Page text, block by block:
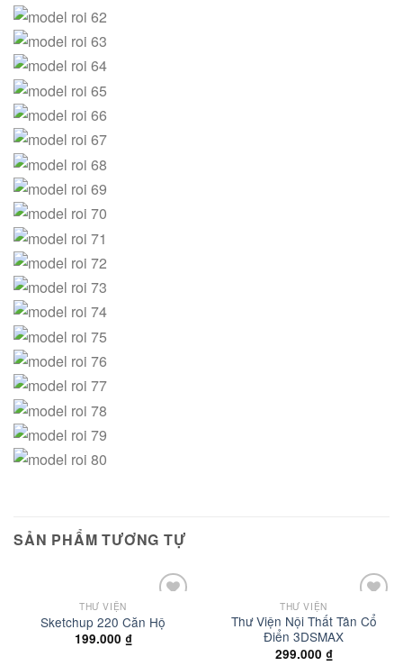
SẢN PHẨM TƯƠNG TỰ
THƯ VIỆN
Sketchup 220 Căn Hộ
199.000 ₫
THƯ VIỆN
Thư Viện Nội Thất Tân Cổ
Điển 3DSMAX
299.000 ₫